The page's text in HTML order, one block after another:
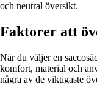
och neutral översikt.
Faktorer att
När du väljer en
komfort, material och
några av de viktigaste